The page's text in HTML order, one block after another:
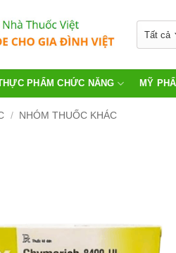
PHẨM CHỨC NĂNG MỸ
/ NHÓM THUỐC KHÁC